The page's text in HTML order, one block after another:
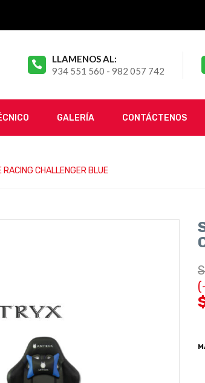
LLAMENOS AL:
934 551 560 - 982 057 742
GALERÍA CONTÁCTENOS
CHALLENGER BLUE